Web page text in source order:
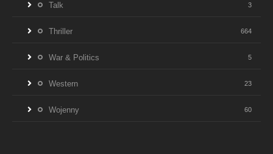
Talk 3
Thriller 664
War & Politics 5
Western 23
Wojenny 60